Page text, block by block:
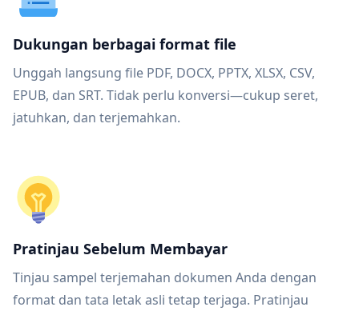
Dukungan berbagai format file
Unggah langsung file PDF, DOCX, PPTX, XLSX, CSV,
EPUB, dan SRT. Tidak perlu konversi—cukup seret,
jatuhkan, dan terjemahkan.
Pratinjau Sebelum Membayar
Tinjau sampel terjemahan dokumen Anda dengan
format dan tata letak asli tetap terjaga. Pratinjau